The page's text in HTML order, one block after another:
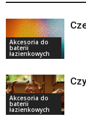
Akcesoria do
baterii
łazienkowych
Akcesoria do
baterii
łazienkowych